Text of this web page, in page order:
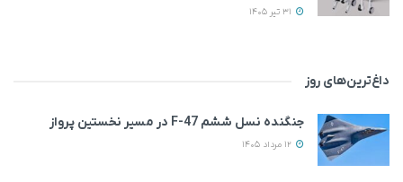
داغ‌ترین‌های روز
جنگنده نسل ششم F-47 در مسیر نخستین پرواز